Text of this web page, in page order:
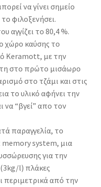
να γίνει σημείο
φιλοξενήσει.
αγγίζει το 80,4 %.
χώρο καύσης το
Keramott, με την
στο πρώτο μισάωρο
στο τζάμι και στις
το υλικό αφήνει την
να “βγεί” απο τον
παραγγελία, το
system, μια
για την
(3kg/l) πλάκες
περιμετρικά από την